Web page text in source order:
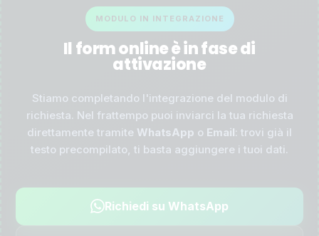
MODULO IN INTEGRAZIONE
Il form online è in fase di
attivazione
Stiamo completando l'integrazione del modulo di
richiesta. Nel frattempo puoi inviarci la tua richiesta
direttamente tramite WhatsApp o Email: trovi già il
testo precompilato, ti basta aggiungere i tuoi dati.
Richiedi su WhatsApp